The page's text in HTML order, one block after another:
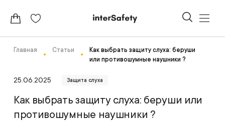
Главная Статьи
Как выбрать защиту слуха: беруши
или противошумные наушники ?
25.06.2025 Защита слуха
Как выбрать защиту слуха: беруши или
противошумные наушники ?